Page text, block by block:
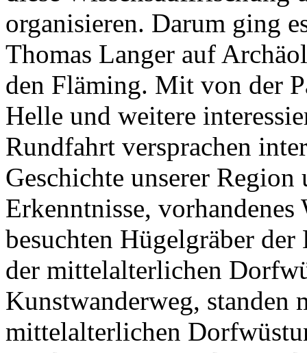
organisieren. Darum ging
Thomas Langer auf
den Fläming. Mit von der
Helle und weitere
Rundfahrt versprachen
Geschichte unserer Region
Erkenntnisse,
besuchten Hügelgräber
der mittelalterlichen
Kunstwanderweg, standen
mittelalterlichen